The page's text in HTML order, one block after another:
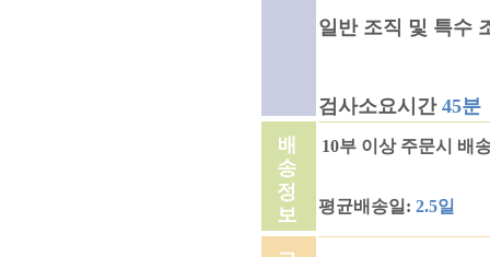
일반 조직 및 특수
검사소요시간 45분
10부 이상 주문시 배
평균배송일: 2.5일